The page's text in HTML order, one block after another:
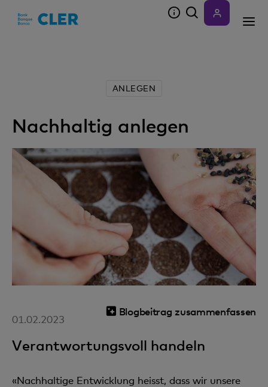
ANLEGEN
Nachhaltig anlegen
Blogbeitrag zusammenfassen
01.02.2023
Verantwortungsvoll handeln
«Nachhaltige Entwicklung heisst, dass wir unsere